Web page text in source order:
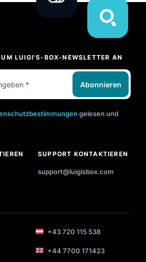
LUIGI'S-BOX-NEWSLETTER AN
Abonnieren
gelesen und
SUPPORT KONTAKTIEREN
support@luigisbox.com
+43 720 115 538
+44 7700 171423